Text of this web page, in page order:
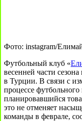
Фото: instagram/
Футбольный клуб «
весенней части
в Турции. В связи с
процессе футбольного
планировавшийся
это не отменяет
команды в феврале,